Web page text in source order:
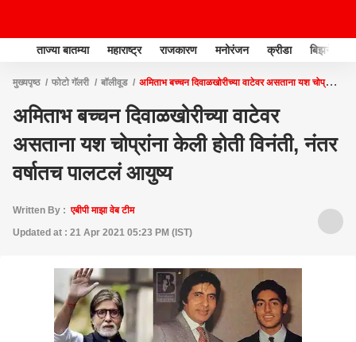
ताज्या बातम्या महाराष्ट्र राजकारण मनोरंजन क्रीडा बिझनेस
मुख्यपृष्ठ फोटो गॅलरी बॉलीवूड
अमिताभ बच्चन दिवाळखोरीच्या वाटेवर असताना यश चोप्रांना
अमिताभ बच्चन दिवाळखोरीच्या वाटेवर
असताना यश चोप्रांना केली होती विनंती, नंतर
वर्षातच पालटलं आयुष्य
Written By :एबीपी माझा वेब टीम
Updated at : 21 Apr 2021 05:23 PM (IST)